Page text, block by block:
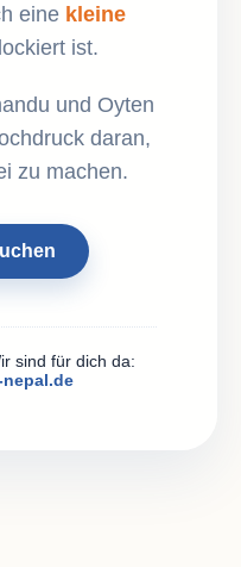
eine kleine
ist.
und Oyten
daran,
zu machen.
sind für dich da: